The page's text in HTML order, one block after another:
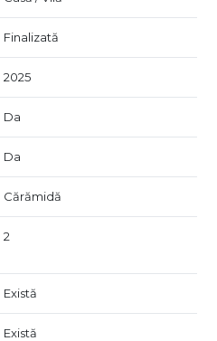
Finalizată
2025
Da
Da
Cărămidă
2
Există
Există